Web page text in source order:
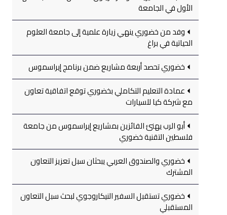
الأول في الجامعة
وفد من خضوري ينهي زيارة علمية إلى جامعة العلوم
الحياتية في براغ
خضوري تحصد أربعة مشاريع ضمن برنامج إيراسموس
عمادة التعليم التكاملي بخضوري توقع اتفاقية تعاون
مع شركة كيا للسيارات
أبو الرب يهنئ الفائزين بمشاريع إيراسموس من جامعة
فلسطين التقنية خضوري
خضوري والصندوق العربي يبحثان سبل تعزيز التعاون
المشترك
خضوري تستقبل السفير النيكاروجوي لبحث سبل التعاون
المستقبلي